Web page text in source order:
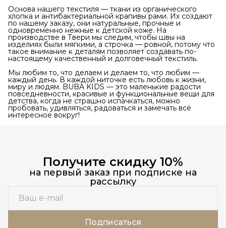
Основа нашего текстиля — ткани из органического
хлопка и антибактериальной крапивы рами. Их создают
по нашему заказу, они натуральные, прочные и
одновременно нежные к детской коже. На
производстве в Твери мы следим, чтобы швы на
изделиях были мягкими, а строчка — ровной, потому что
такое внимание к деталям позволяет создавать по-
настоящему качественный и долговечный текстиль.
Мы любим то, что делаем и делаем то, что любим —
каждый день. В каждой ниточке есть любовь к жизни,
миру и людям. BUBA KIDS — это маленькие радости
повседневности, красивые и функциональные вещи для
детства, когда не страшно испачкаться, можно
пробовать, удивляться, радоваться и замечать всё
интересное вокруг!
Получите скидку 10%
на первый заказ при подписке на
рассылку
Подписаться